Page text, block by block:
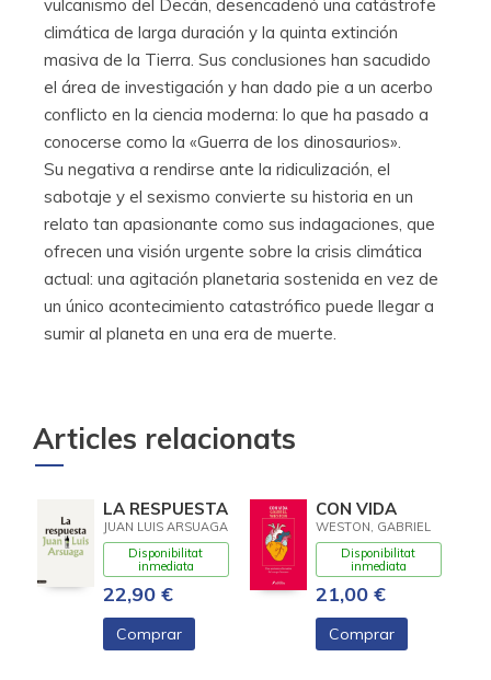
vulcanismo del Decán, desencadenó una catástrofe
climática de larga duración y la quinta extinción
masiva de la Tierra. Sus conclusiones han sacudido
el área de investigación y han dado pie a un acerbo
conflicto en la ciencia moderna: lo que ha pasado a
conocerse como la «Guerra de los dinosaurios».
Su negativa a rendirse ante la ridiculización, el
sabotaje y el sexismo convierte su historia en un
relato tan apasionante como sus indagaciones, que
ofrecen una visión urgente sobre la crisis climática
actual: una agitación planetaria sostenida en vez de
un único acontecimiento catastrófico puede llegar a
sumir al planeta en una era de muerte.
Articles relacionats
LA RESPUESTA
JUAN LUIS ARSUAGA
Disponibilitat
inmediata
22,90 €
Comprar
CON VIDA
WESTON, GABRIEL
Disponibilitat
inmediata
21,00 €
Comprar